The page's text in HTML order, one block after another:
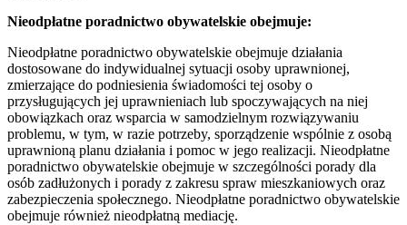
Nieodpłatne poradnictwo obywatelskie obejmuje:
Nieodpłatne poradnictwo obywatelskie obejmuje działania
dostosowane do indywidualnej sytuacji osoby uprawnionej,
zmierzające do podniesienia świadomości tej osoby o
przysługujących jej uprawnieniach lub spoczywających na niej
obowiązkach oraz wsparcia w samodzielnym rozwiązywaniu
problemu, w tym, w razie potrzeby, sporządzenie wspólnie z osobą
uprawnioną planu działania i pomoc w jego realizacji. Nieodpłatne
poradnictwo obywatelskie obejmuje w szczególności porady dla
osób zadłużonych i porady z zakresu spraw mieszkaniowych oraz
zabezpieczenia społecznego. Nieodpłatne poradnictwo obywatelskie
obejmuje również nieodpłatną mediację.